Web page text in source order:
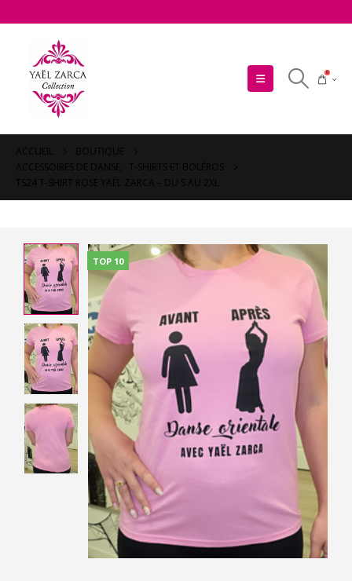
0
TOP 10